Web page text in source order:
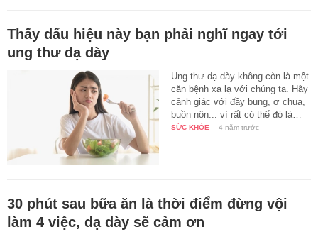
Thấy dấu hiệu này bạn phải nghĩ ngay tới
ung thư dạ dày
Ung thư dạ dày không còn là một
căn bệnh xa lạ với chúng ta. Hãy
cảnh giác với đầy bụng, ợ chua,
buồn nôn... vì rất có thể đó là…
SỨC KHỎE - 4 năm trước
30 phút sau bữa ăn là thời điểm đừng vội
làm 4 việc, dạ dày sẽ cảm ơn